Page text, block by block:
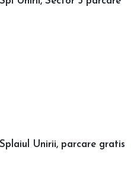
Unirii, parcare gratis